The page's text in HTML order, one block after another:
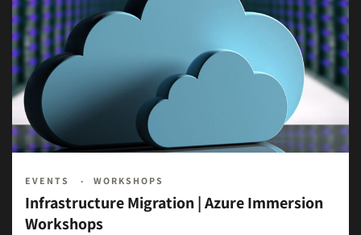
EVENTS WORKSHOPS
Infrastructure Migration | Azure Immersion
Workshops